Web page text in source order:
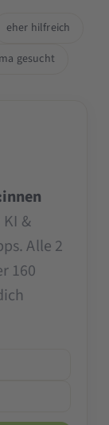
eher hilfreich
gesucht
&
Alle 2
160